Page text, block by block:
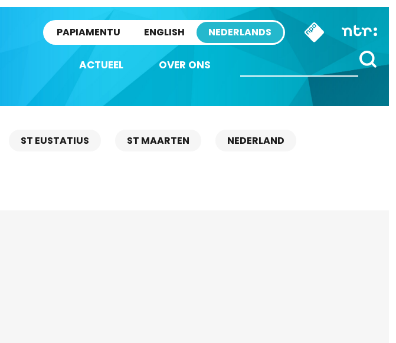
PAPIAMENTU ENGLISH NEDERLANDS
ACTUEEL OVER ONS
ST EUSTATIUS ST MAARTEN NEDERLAND